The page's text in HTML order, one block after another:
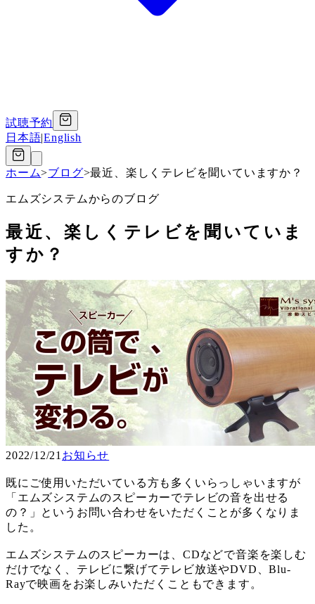
試聴予約
日本語|English
ホーム>ブログ>最近、楽しくテレビを聞いていますか？
エムズシステムからのブログ
最近、楽しくテレビを聞いていま
すか？
2022/12/21 お知らせ
既にご使用いただいている方も多くいらっしゃいますが
「エムズシステムのスピーカーでテレビの音を出せる
の？」というお問い合わせをいただくことが多くなりま
した。
エムズシステムのスピーカーは、CDなどで音楽を楽しむ
だけでなく、テレビに繋げてテレビ放送やDVD、Blu-
Rayで映画をお楽しみいただくこともできます。